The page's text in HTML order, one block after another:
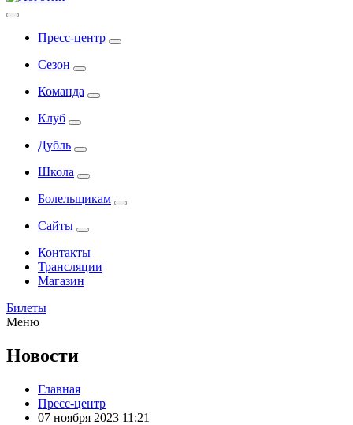
Пресс-центр
Сезон
Команда
Клуб
Дубль
Школа
Болельщикам
Сайты
Контакты
Трансляции
Магазин
Билеты
Меню
Новости
Главная
Пресс-центр
07 ноября 2023 11:21